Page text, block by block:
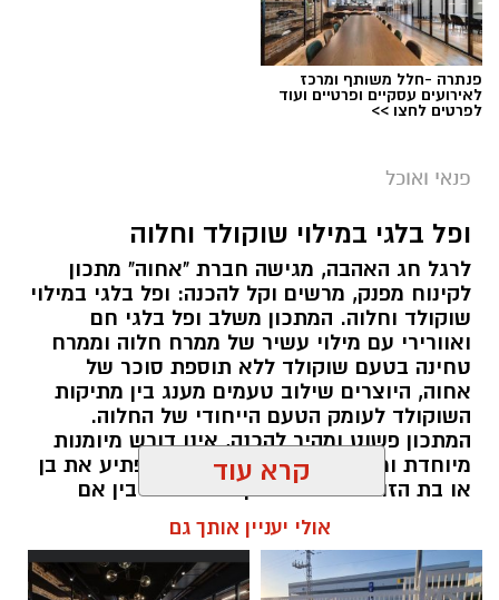
פנתרה -חלל משותף ומרכז
לאירועים עסקיים ופרטיים ועוד
לפרטים לחצו >>
פנאי ואוכל
ופל בלגי במילוי שוקולד וחלוה
לרגל חג האהבה, מגישה חברת "אחוה" מתכון
לקינוח מפנק, מרשים וקל להכנה: ופל בלגי במילוי
שוקולד וחלוה. המתכון משלב ופל בלגי חם
ואוורירי עם מילוי עשיר של ממרח חלוה וממרח
טחינה בטעם שוקולד ללא תוספת סוכר של
אחוה, היוצרים שילוב טעמים מענג בין מתיקות
השוקולד לעומק הטעם הייחודי של החלוה.
המתכון פשוט ומהיר להכנה, אינו דורש מיומנות
מיוחדת ומתאים לכל מי שמעוניין להפתיע את בן
או בת הזוג במחווה מתוקה ומיוחדת. בין אם
מדובר בארוחת בוקר מפנקת, קינוח לארוחה
רומנטית או פינוק זוגי בסוף היום, הוופל הבלגי
בטעם שוקולד וחלוה יהפוך כל רגע לחגיגה של
אהבה. ט"ו באב שמח!
קרא עוד
אולי יעניין אותך גם